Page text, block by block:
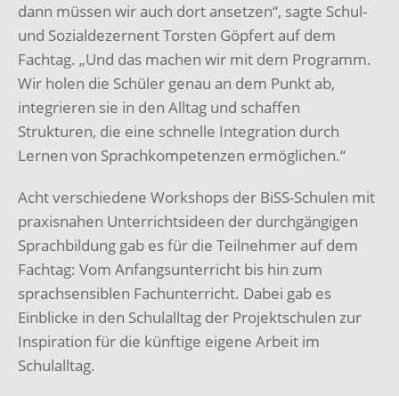
dann müssen wir auch dort ansetzen“, sagte Schul-
und Sozialdezernent Torsten Göpfert auf dem
Fachtag. „Und das machen wir mit dem Programm.
Wir holen die Schüler genau an dem Punkt ab,
integrieren sie in den Alltag und schaffen
Strukturen, die eine schnelle Integration durch
Lernen von Sprachkompetenzen ermöglichen.“
Acht verschiedene Workshops der BiSS-Schulen mit
praxisnahen Unterrichtsideen der durchgängigen
Sprachbildung gab es für die Teilnehmer auf dem
Fachtag: Vom Anfangsunterricht bis hin zum
sprachsensiblen Fachunterricht. Dabei gab es
Einblicke in den Schulalltag der Projektschulen zur
Inspiration für die künftige eigene Arbeit im
Schulalltag.